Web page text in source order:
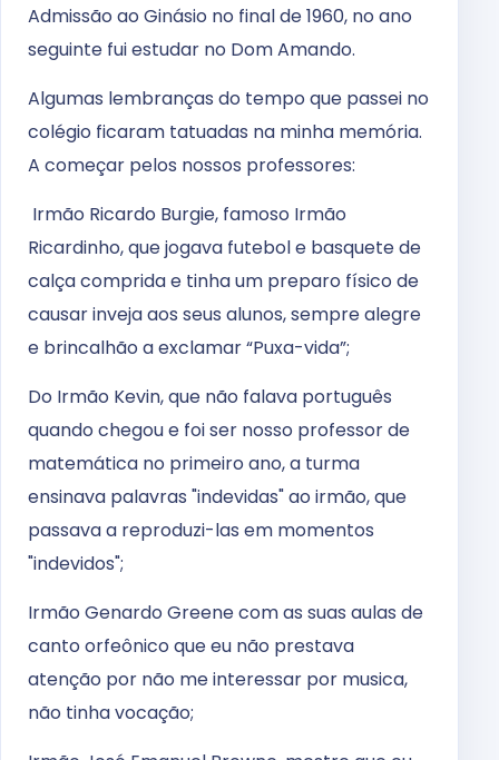
Admissão ao Ginásio no final de 1960, no ano
seguinte fui estudar no Dom Amando.
Algumas lembranças do tempo que passei no
colégio ficaram tatuadas na minha memória.
A começar pelos nossos professores:
Irmão Ricardo Burgie, famoso Irmão
Ricardinho, que jogava futebol e basquete de
calça comprida e tinha um preparo físico de
causar inveja aos seus alunos, sempre alegre
e brincalhão a exclamar “Puxa-vida”;
Do Irmão Kevin, que não falava português
quando chegou e foi ser nosso professor de
matemática no primeiro ano, a turma
ensinava palavras "indevidas" ao irmão, que
passava a reproduzi-las em momentos
"indevidos";
Irmão Genardo Greene com as suas aulas de
canto orfeônico que eu não prestava
atenção por não me interessar por musica,
não tinha vocação;